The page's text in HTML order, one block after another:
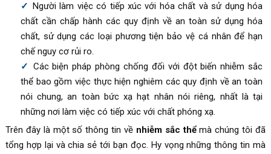
Người làm việc có tiếp xúc với hóa chất và sử dụng hóa
chất cần chấp hành các quy định về an toàn sử dụng hóa
chất, sử dụng các loại phương tiện bảo vệ cá nhân để hạn
chế nguy cơ rủi ro.
Các biện pháp phòng chống đối với đột biến nhiễm sắc
thể bao gồm việc thực hiện nghiêm các quy định về an toàn
nói chung, an toàn bức xạ hạt nhân nói riêng, nhất là tại
những nơi làm việc có tiếp xúc với chất phóng xạ.
Trên đây là một số thông tin về nhiễm sắc thểmà chúng tôi đã
tổng hợp lại và chia sẻ tới bạn đọc. Hy vọng những thông tin mà